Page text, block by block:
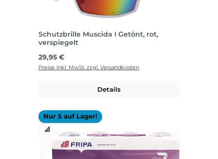
Schutzbrille Muscida I Getönt, rot,
verspiegelt
Regulärer Preis:
29,95 €
Preise inkl. MwSt. zzgl. Versandkosten
Details
Nur 5 auf Lager!